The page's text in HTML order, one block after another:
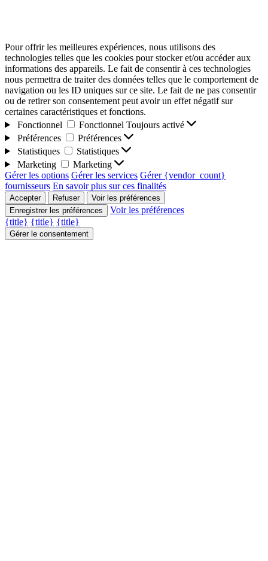
Pour offrir les meilleures expériences, nous utilisons des
technologies telles que les cookies pour stocker et/ou accéder aux
informations des appareils. Le fait de consentir à ces technologies
nous permettra de traiter des données telles que le comportement de
navigation ou les ID uniques sur ce site. Le fait de ne pas consentir
ou de retirer son consentement peut avoir un effet négatif sur
certaines caractéristiques et fonctions.
Fonctionnel
Fonctionnel Toujours activé
Préférences
Préférences
Statistiques
Statistiques
Marketing
Marketing
Gérer les options Gérer les services Gérer {vendor_count}
fournisseurs En savoir plus sur ces finalités
Accepter Refuser
Voir les préférences
Enregistrer les préférences
Voir les préférences
{title} {title} {title}
Gérer le consentement